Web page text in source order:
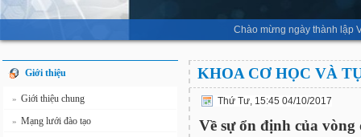
Chào mừng ngày thành lập
Giới thiệu
» Giới thiệu chung
» Mạng lưới đào tạo
KHOA CƠ HỌC VÀ
Thứ Tư, 15:45 04/10/2017
Về sự ổn định của